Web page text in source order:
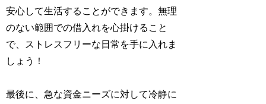
安心して生活することができます。無理
のない範囲での借入れを心掛けること
で、ストレスフリーな日常を手に入れま
しょう！
最後に、急な資金ニーズに対して冷静に